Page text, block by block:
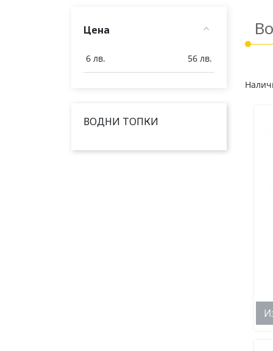
Цена
6 лв. 56 лв.
ВОДНИ ТОПКИ